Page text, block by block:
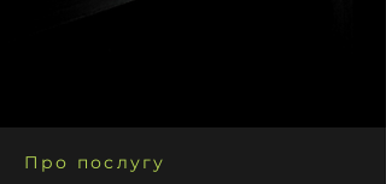
Про послугу